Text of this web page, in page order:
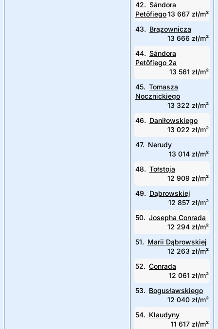
42. Sándora
Petöfiego13 667 zł/m²
43. Brązownicza
13 666 zł/m²
44. Sándora
Petöfiego 2a
13 561 zł/m²
45. Tomasza
Nocznickiego
13 322 zł/m²
46. Daniłowskiego
13 022 zł/m²
47. Nerudy
13 014 zł/m²
48. Tołstoja
12 909 zł/m²
49. Dąbrowskiej
12 857 zł/m²
50. Josepha Conrada
12 294 zł/m²
51. Marii Dąbrowskiej
12 263 zł/m²
52. Conrada
12 061 zł/m²
53. Bogusławskiego
12 040 zł/m²
54. Klaudyny
11 617 zł/m²